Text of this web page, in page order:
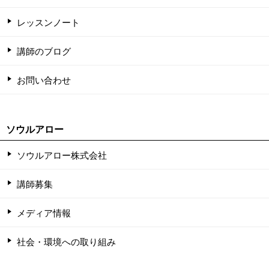
レッスンノート
講師のブログ
お問い合わせ
ソウルアロー
ソウルアロー株式会社
講師募集
メディア情報
社会・環境への取り組み